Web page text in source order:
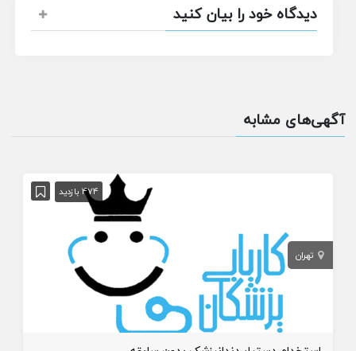
دیدگاه خود را بیان کنید
آگهی‌های مشابه
474 بازدید
تهران